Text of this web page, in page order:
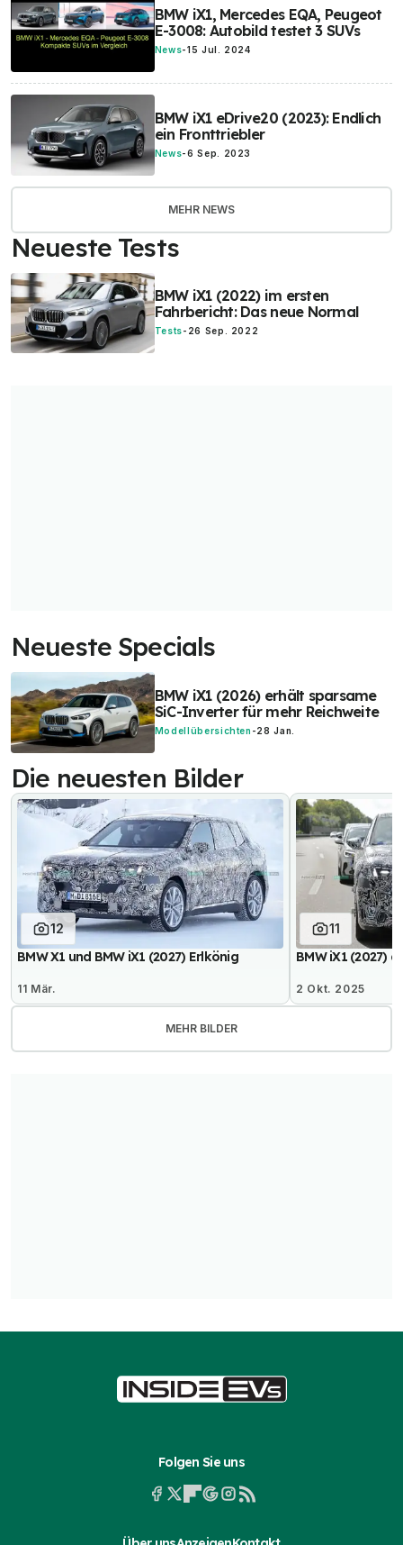
BMW iX1, Mercedes EQA, Peugeot
E-3008: Autobild testet 3 SUVs
News-15 Jul. 2024
BMW iX1 eDrive20 (2023): Endlich
ein Fronttriebler
News-6 Sep. 2023
MEHR NEWS
Neueste Tests
BMW iX1 (2022) im ersten
Fahrbericht: Das neue Normal
Tests- 26 Sep. 2022
Neueste Specials
BMW iX1 (2026) erhält sparsame
SiC-Inverter für mehr Reichweite
Modellübersichten -28 Jan.
Die neuesten Bilder
12
BMW X1 und BMW iX1 (2027) Erlkönig
11 Mär.
11
BMW iX1 (2027)
2 Okt. 2025
MEHR BILDER
Folgen Sie uns